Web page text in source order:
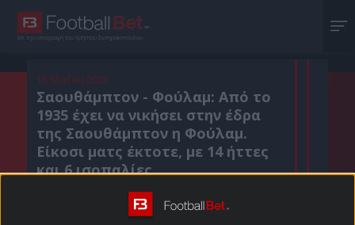
Με την υπογραφή του Χρήστου Σωτηρακόπουλου
15 Μαΐου 2021
Σαουθάμπτον - Φούλαμ: Από το
1935 έχει να νικήσει στην έδρα
της Σαουθάμπτον η Φούλαμ.
Είκοσι ματς έκτοτε, με 14 ήττες
και 6 ισοπαλίες.